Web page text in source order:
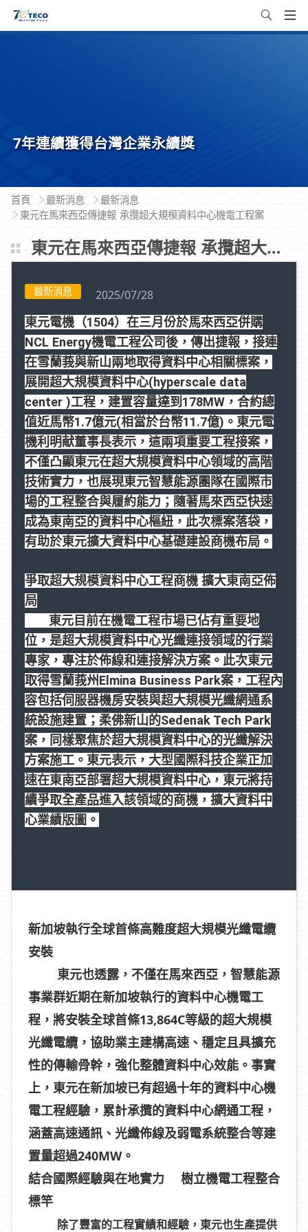
7年連續獲得台灣企業永續獎
首頁 最新消息
最新消息
東元在馬來西亞傳捷報 承攬超大規模資料中心機電工程案
東元在馬來西亞傳捷報 承攬超大規模資料中心機電工程案
最新消息 2025/07/28
東元電機（1504）在三月份於馬來西亞併購
NCL Energy機電工程公司後，傳出捷報，接連
在雪蘭莪與新山兩地取得資料中心相關標案，
展開超大規模資料中心(hyperscale data
center )工程，建置容量達到178MW ，合約總
值近馬幣1.7億元(相當於台幣11.7億) 。東元電
機利明献董事長表示，這兩項重要工程接案，
不僅凸顯東元在超大規模資料中心領域的高階
技術實力，也展現東元智慧能源團隊在國際市
場的工程整合與履約能力；隨著馬來西亞快速
成為東南亞的資料中心樞紐，此次標案落袋，
有助於東元擴大資料中心基礎建設商機布局。
爭取超大規模資料中心工程商機 擴大東南亞佈
局
東元目前在機電工程市場已佔有重要地
位，是超大規模資料中心光纖連接領域的行業
專家，專注於佈線和連接解決方案。此次東元
取得雪蘭莪州Elmina Business Park案，工程內
容包括伺服器機房安裝與超大規模光纖網通系
統設施建置；柔佛新山的Sedenak Tech Park
案，同樣聚焦於超大規模資料中心的光纖解決
方案施工。東元表示，大型國際科技企業正加
速在東南亞部署超大規模資料中心，東元將持
續爭取全產品進入該領域的商機，擴大資料中
心業績版圖。
新加坡執行全球首條高難度超大規模光纖電纜
安裝
東元也透露，不僅在馬來西亞，智慧能源
事業群近期在新加坡執行的資料中心機電工
程，將安裝全球首條13,864C等級的超大規模
光纖電纜，協助業主建構高速、穩定且具擴充
性的傳輸骨幹，強化整體資料中心效能。事實
上，東元在新加坡已有超過十年的資料中心機
電工程經驗，累計承攬的資料中心網通工程，
涵蓋高速通訊、光纖佈線及弱電系統整合等建
置量超過240MW。
結合國際經驗與在地實力
樹立機電工程整合
標竿
除了豐富的工程實績和經驗，東元也生產提供